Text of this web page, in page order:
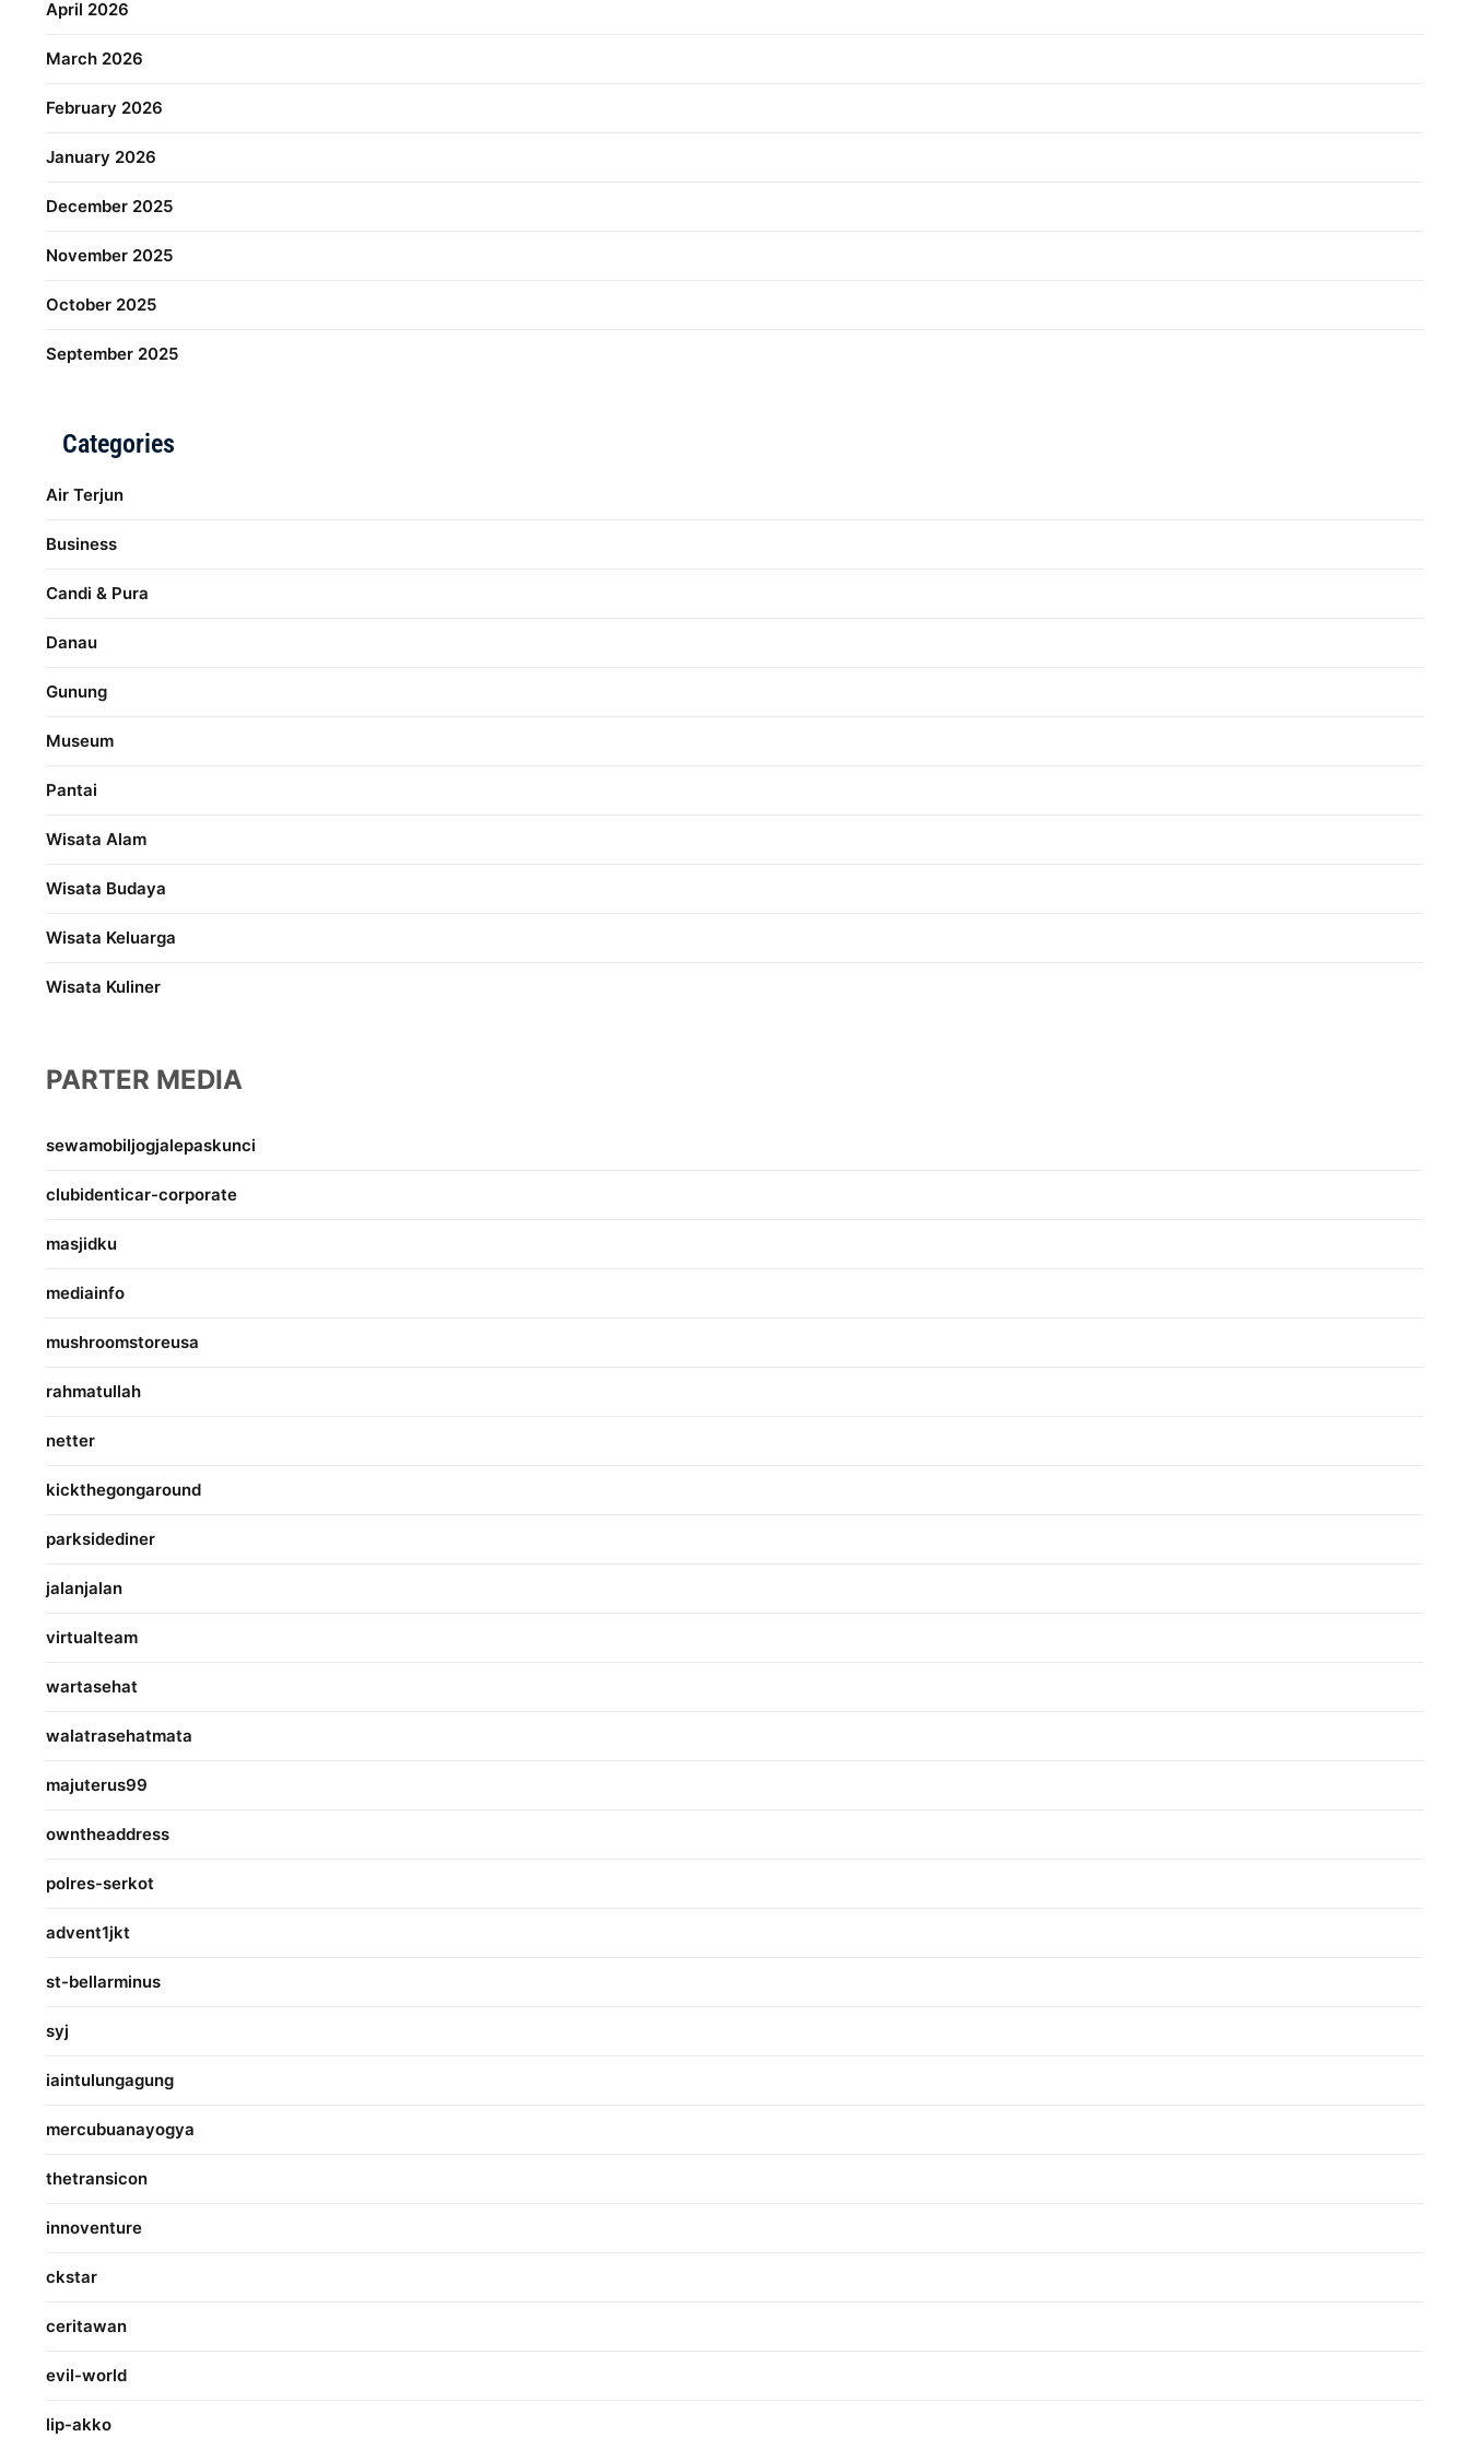
April 2026
March 2026
February 2026
January 2026
December 2025
November 2025
October 2025
September 2025
Categories
Air Terjun
Business
Candi & Pura
Danau
Gunung
Museum
Pantai
Wisata Alam
Wisata Budaya
Wisata Keluarga
Wisata Kuliner
PARTER MEDIA
sewamobiljogjalepaskunci
clubidenticar-corporate
masjidku
mediainfo
mushroomstoreusa
rahmatullah
netter
kickthegongaround
parksidediner
jalanjalan
virtualteam
wartasehat
walatrasehatmata
majuterus99
owntheaddress
polres-serkot
advent1jkt
st-bellarminus
syj
iaintulungagung
mercubuanayogya
thetransicon
innoventure
ckstar
ceritawan
evil-world
lip-akko